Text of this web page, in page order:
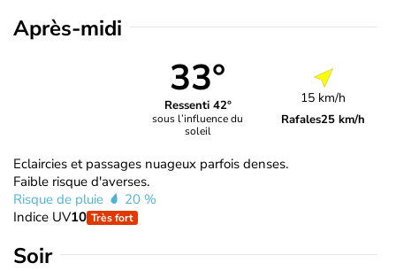
Après-midi
33°
Ressenti 42°
sous l’influence du
soleil
15 km/h
Rafales25 km/h
Eclaircies et passages nuageux parfois denses.
Faible risque d'averses.
Risque de pluie
20 %
Indice UV10 Très fort
Soir